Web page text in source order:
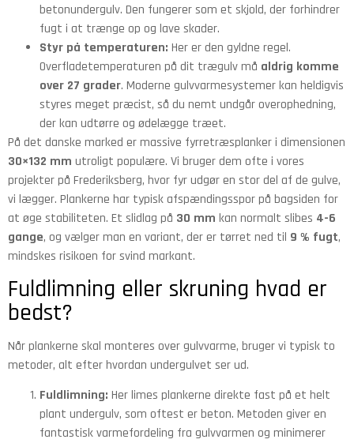
betonundergulv. Den fungerer som et skjold, der forhindrer
fugt i at trænge op og lave skader.
Styr på temperaturen: Her er den gyldne regel.
Overfladetemperaturen på dit trægulv må aldrig komme
over 27 grader. Moderne gulvvarmesystemer kan heldigvis
styres meget præcist, så du nemt undgår overophedning,
der kan udtørre og ødelægge træet.
På det danske marked er massive fyrretræsplanker i dimensionen
30×132 mm utroligt populære. Vi bruger dem ofte i vores
projekter på Frederiksberg, hvor fyr udgør en stor del af de gulve,
vi lægger. Plankerne har typisk afspændingsspor på bagsiden for
at øge stabiliteten. Et slidlag på 30 mm kan normalt slibes 4-6
gange, og vælger man en variant, der er tørret ned til 9 % fugt,
mindskes risikoen for svind markant.
Fuldlimning eller skruning hvad er
bedst?
Når plankerne skal monteres over gulvvarme, bruger vi typisk to
metoder, alt efter hvordan undergulvet ser ud.
Fuldlimning: Her limes plankerne direkte fast på et helt
plant undergulv, som oftest er beton. Metoden giver en
fantastisk varmefordeling fra gulvvarmen og minimerer